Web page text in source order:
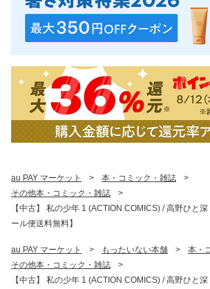
au PAY マーケット > 本・コミック・雑誌
>
その他本・コミック・雑誌
>
【中古】 私の少年 1 (ACTION COMICS) / 高野ひと
ール便送料無料】
au PAY マーケット > もったいない本舗 > 本・
その他本・コミック・雑誌
>
【中古】 私の少年 1 (ACTION COMICS) / 高野ひと